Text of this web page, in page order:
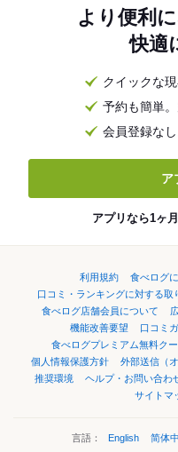
より便利
快適
クイックな
予約も簡単
会員登録な
ア
アプリなら1ヶ
利用規約 食べログ
口コミ・ランキングに対する取
食べログ店舗会員について
機能改善要望
口コミ
食べログプレミアム無料ク
個人情報保護方針
外部送信（
推奨環境
ヘルプ・お問い合わ
サイトマ
言語： English 简体